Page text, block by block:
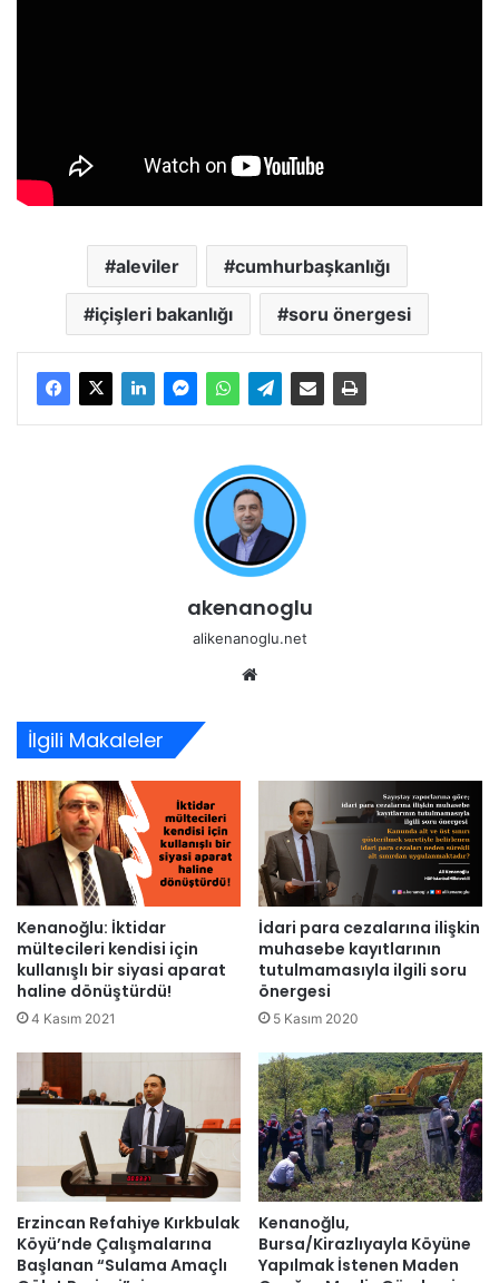
aleviler cumhurbaşkanlığı
içişleri bakanlığı soru önergesi
akenanoglu
alikenanoglu.net
İlgili Makaleler
Kenanoğlu: İktidar
mültecileri kendisi için
kullanışlı bir siyasi aparat
haline dönüştürdü!
4 Kasım 2021
İdari para cezalarına ilişkin
muhasebe kayıtlarının
tutulmamasıyla ilgili soru
önergesi
5 Kasım 2020
Erzincan Refahiye Kırkbulak
Köyü’nde Çalışmalarına
Başlanan “Sulama Amaçlı
Kenanoğlu,
Bursa/Kirazlıyayla Köyüne
Yapılmak İstenen Maden